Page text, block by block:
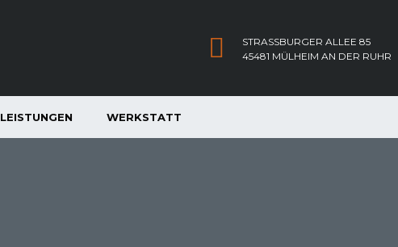
STRASSBURGER ALLEE 85
45481 MÜLHEIM AN DER RUHR
LEISTUNGEN WERKSTATT